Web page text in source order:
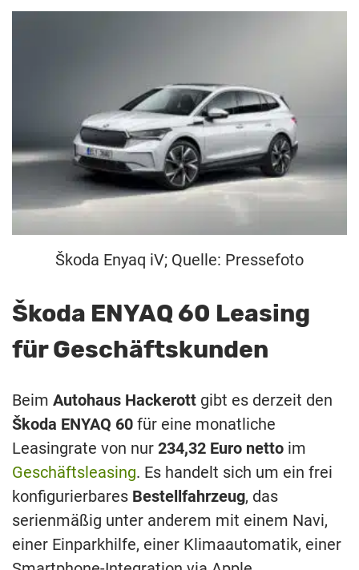
Škoda Enyaq iV; Quelle: Pressefoto
Škoda ENYAQ 60 Leasing
für Geschäftskunden
Beim Autohaus Hackerott gibt es derzeit den
Škoda ENYAQ 60 für eine monatliche
Leasingrate von nur 234,32 Euro netto im
Geschäftsleasing. Es handelt sich um ein frei
konfigurierbares Bestellfahrzeug, das
serienmäßig unter anderem mit einem Navi,
einer Einparkhilfe, einer Klimaautomatik, einer